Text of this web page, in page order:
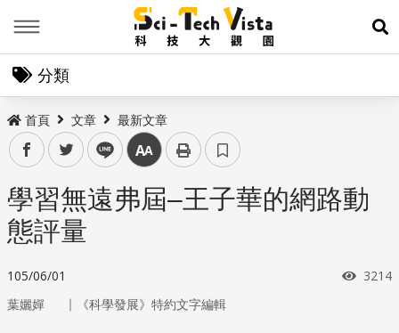
展
分類
首頁 文章 最新文章
facebooktwitter line 中
學習無遠弗屆–王子華的網路動
態評量
105/06/01 瀏覽
3214
葉孋嬋 ｜ 《科學發展》特約文字編輯